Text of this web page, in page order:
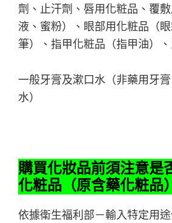
劑、止汗劑、唇用化粧品、覆
液、蜜粉）、眼部用化粧品（
筆）、指甲化粧品（指甲油）
一般牙膏及漱口水（非藥用牙
水）
購買化妝品前須注意是
化粧品（原含藥化粧品）
依據衛生福利部－輸入特定用